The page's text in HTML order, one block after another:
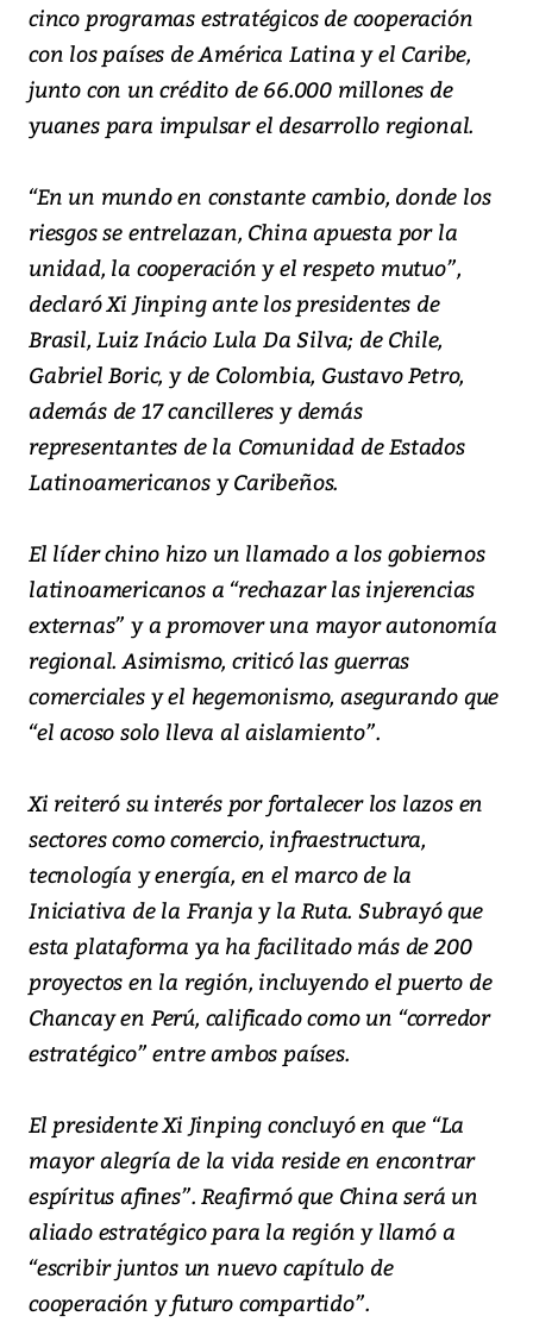
cinco programas estratégicos de cooperación
con los países de América Latina y el Caribe,
junto con un crédito de 66.000 millones de
yuanes para impulsar el desarrollo regional.
“En un mundo en constante cambio, donde los
riesgos se entrelazan, China apuesta por la
unidad, la cooperación y el respeto mutuo”,
declaró Xi Jinping ante los presidentes de
Brasil, Luiz Inácio Lula Da Silva; de Chile,
Gabriel Boric, y de Colombia, Gustavo Petro,
además de 17 cancilleres y demás
representantes de la Comunidad de Estados
Latinoamericanos y Caribeños.
El líder chino hizo un llamado a los gobiernos
latinoamericanos a “rechazar las injerencias
externas” y a promover una mayor autonomía
regional. Asimismo, criticó las guerras
comerciales y el hegemonismo, asegurando que
“el acoso solo lleva al aislamiento”.
Xi reiteró su interés por fortalecer los lazos en
sectores como comercio, infraestructura,
tecnología y energía, en el marco de la
Iniciativa de la Franja y la Ruta. Subrayó que
esta plataforma ya ha facilitado más de 200
proyectos en la región, incluyendo el puerto de
Chancay en Perú, calificado como un “corredor
estratégico” entre ambos países.
El presidente Xi Jinping concluyó en que “La
mayor alegría de la vida reside en encontrar
espíritus afines”. Reafirmó que China será un
aliado estratégico para la región y llamó a
“escribir juntos un nuevo capítulo de
cooperación y futuro compartido”.